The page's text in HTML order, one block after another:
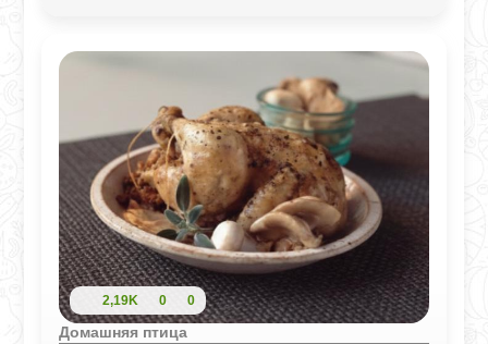
2,19K 0 0
Домашняя птица